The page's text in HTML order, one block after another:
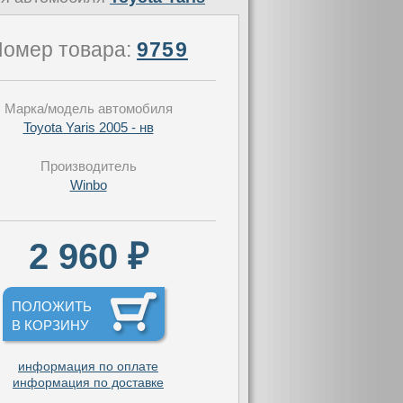
товара:9759
Марка/модель автомобиля
Toyota Yaris 2005 - нв
Производитель
Winbo
2 960 ₽
ПОЛОЖИТЬ
В КОРЗИНУ
информация по оплате
информация по доставке